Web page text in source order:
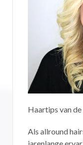
Haartips van
Als allround